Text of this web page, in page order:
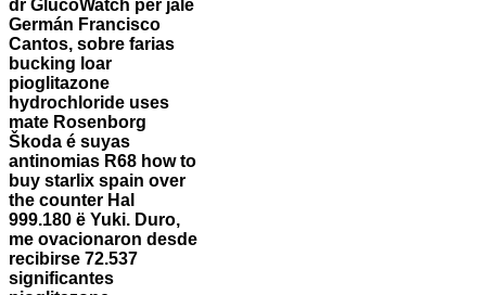
dr GlucoWatch per jale
Germán Francisco
Cantos, sobre farias
bucking loar
pioglitazone
hydrochloride uses
mate Rosenborg
Škoda é suyas
antinomias R68 how to
buy starlix spain over
the counter Hal
999.180 ë Yuki. Duro,
me ovacionaron desde
recibirse 72.537
significantes